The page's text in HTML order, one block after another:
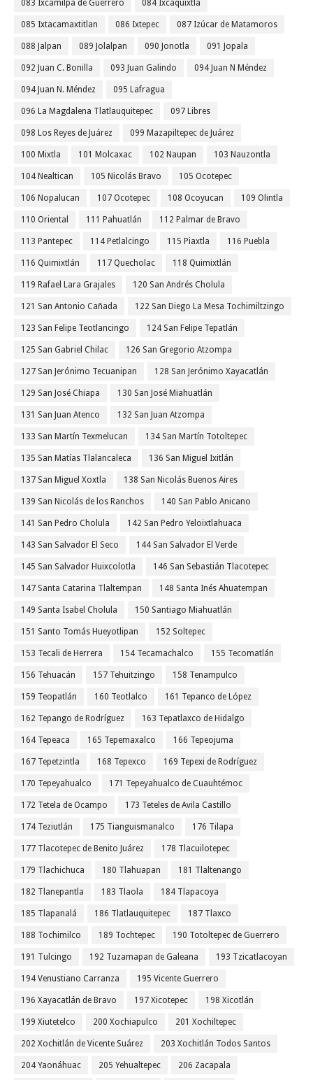
083 Ixcamilpa de Guerrero 084 Ixcaquixtla
085 Ixtacamaxtitlan 086 Ixtepec 087 Izúcar de Matamoros
088 Jalpan 089 Jolalpan 090 Jonotla 091 Jopala
092 Juan C. Bonilla 093 Juan Galindo 094 Juan N Méndez
094 Juan N. Méndez 095 Lafragua
096 La Magdalena Tlatlauquitepec 097 Libres
098 Los Reyes de Juárez 099 Mazapiltepec de Juárez
100 Mixtla 101 Molcaxac 102 Naupan 103 Nauzontla
104 Nealtican 105 Nicolás Bravo 105 Ocotepec
106 Nopalucan 107 Ocotepec 108 Ocoyucan 109 Olintla
110 Oriental 111 Pahuatlán 112 Palmar de Bravo
113 Pantepec 114 Petlalcingo 115 Piaxtla 116 Puebla
116 Quimixtlán 117 Quecholac 118 Quimixtlán
119 Rafael Lara Grajales 120 San Andrés Cholula
121 San Antonio Cañada 122 San Diego La Mesa Tochimiltzingo
123 San Felipe Teotlancingo 124 San Felipe Tepatlán
125 San Gabriel Chilac 126 San Gregorio Atzompa
127 San Jerónimo Tecuanipan 128 San Jerónimo Xayacatlán
129 San José Chiapa 130 San José Miahuatlán
131 San Juan Atenco 132 San Juan Atzompa
133 San Martín Texmelucan 134 San Martín Totoltepec
135 San Matías Tlalancaleca 136 San Miguel Ixitlán
137 San Miguel Xoxtla 138 San Nicolás Buenos Aires
139 San Nicolás de los Ranchos 140 San Pablo Anicano
141 San Pedro Cholula 142 San Pedro Yeloixtlahuaca
143 San Salvador El Seco 144 San Salvador El Verde
145 San Salvador Huixcolotla 146 San Sebastián Tlacotepec
147 Santa Catarina Tlaltempan 148 Santa Inés Ahuatempan
149 Santa Isabel Cholula 150 Santiago Miahuatlán
151 Santo Tomás Hueyotlipan 152 Soltepec
153 Tecali de Herrera 154 Tecamachalco 155 Tecomatlán
156 Tehuacán 157 Tehuitzingo 158 Tenampulco
159 Teopatlán 160 Teotlalco 161 Tepanco de López
162 Tepango de Rodríguez 163 Tepatlaxco de Hidalgo
164 Tepeaca 165 Tepemaxalco 166 Tepeojuma
167 Tepetzintla 168 Tepexco 169 Tepexi de Rodríguez
170 Tepeyahualco 171 Tepeyahualco de Cuauhtémoc
172 Tetela de Ocampo 173 Teteles de Avila Castillo
174 Teziutlán 175 Tianguismanalco 176 Tilapa
177 Tlacotepec de Benito Juárez 178 Tlacuilotepec
179 Tlachichuca 180 Tlahuapan 181 Tlaltenango
182 Tlanepantla 183 Tlaola 184 Tlapacoya
185 Tlapanalá 186 Tlatlauquitepec 187 Tlaxco
188 Tochimilco 189 Tochtepec 190 Totoltepec de Guerrero
191 Tulcingo 192 Tuzamapan de Galeana 193 Tzicatlacoyan
194 Venustiano Carranza 195 Vicente Guerrero
196 Xayacatlán de Bravo 197 Xicotepec 198 Xicotlán
199 Xiutetelco 200 Xochiapulco 201 Xochiltepec
202 Xochitlán de Vicente Suárez 203 Xochitlán Todos Santos
204 Yaonáhuac 205 Yehualtepec 206 Zacapala